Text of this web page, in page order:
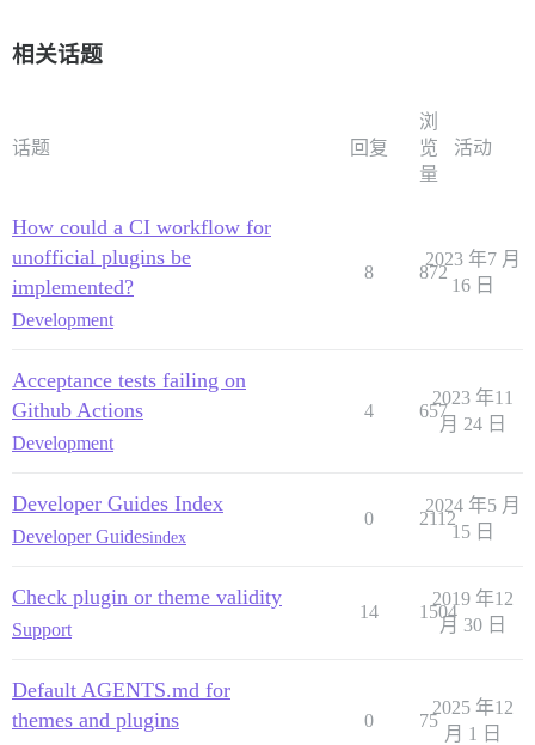
相关话题
话题 回复
浏
览
量
活动
How could a CI workflow for
unofficial plugins be
implemented?
Development
8 872
2023 年7 月
16 日
Acceptance tests failing on
Github Actions
Development
4 657
2023 年11
月 24 日
Developer Guides Index
Developer Guidesindex
0 2112
2024 年5 月
15 日
Check plugin or theme validity
Support
14 1504
2019 年12
月 30 日
Default AGENTS.md for
themes and plugins
0 75
2025 年12
月 1 日